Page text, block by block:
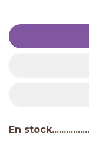
En stock